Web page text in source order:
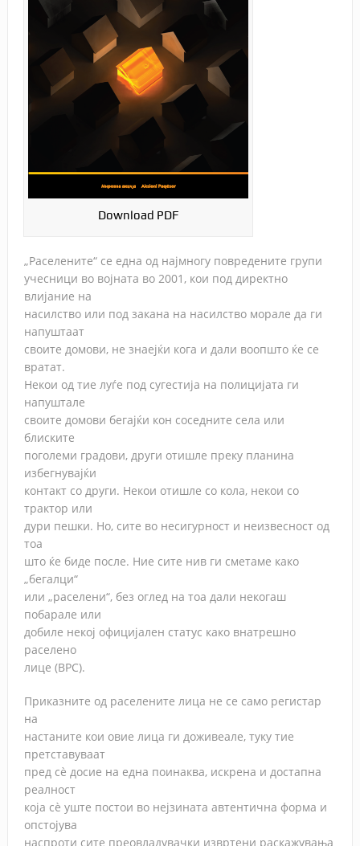
Download PDF
„Раселените“ се една од најмногу повредените групи
учесници во војната во 2001, кои под директно
влијание на
насилство или под закана на насилство морале да ги
напуштаат
своите домови, не знаејќи кога и дали воопшто ќе се
вратат.
Некои од тие луѓе под сугестија на полицијата ги
напуштале
своите домови бегајќи кон соседните села или
блиските
поголеми градови, други отишле преку планина
избегнувајќи
контакт со други. Некои отишле со кола, некои со
трактор или
дури пешки. Но, сите во несигурност и неизвесност од
тоа
што ќе биде после. Ние сите нив ги сметаме како
„бегалци“
или „раселени“, без оглед на тоа дали некогаш
побарале или
добиле некој официјален статус како внатрешно
раселено
лице (ВРС).
Приказните од раселените лица не се само регистар
на
настаните кои овие лица ги доживеале, туку тие
претставуваат
пред сè досие на една поинаква, искрена и достапна
реалност
која сè уште постои во нејзината автентична форма и
опстојува
наспроти сите преовладувачки извртени раскажувања